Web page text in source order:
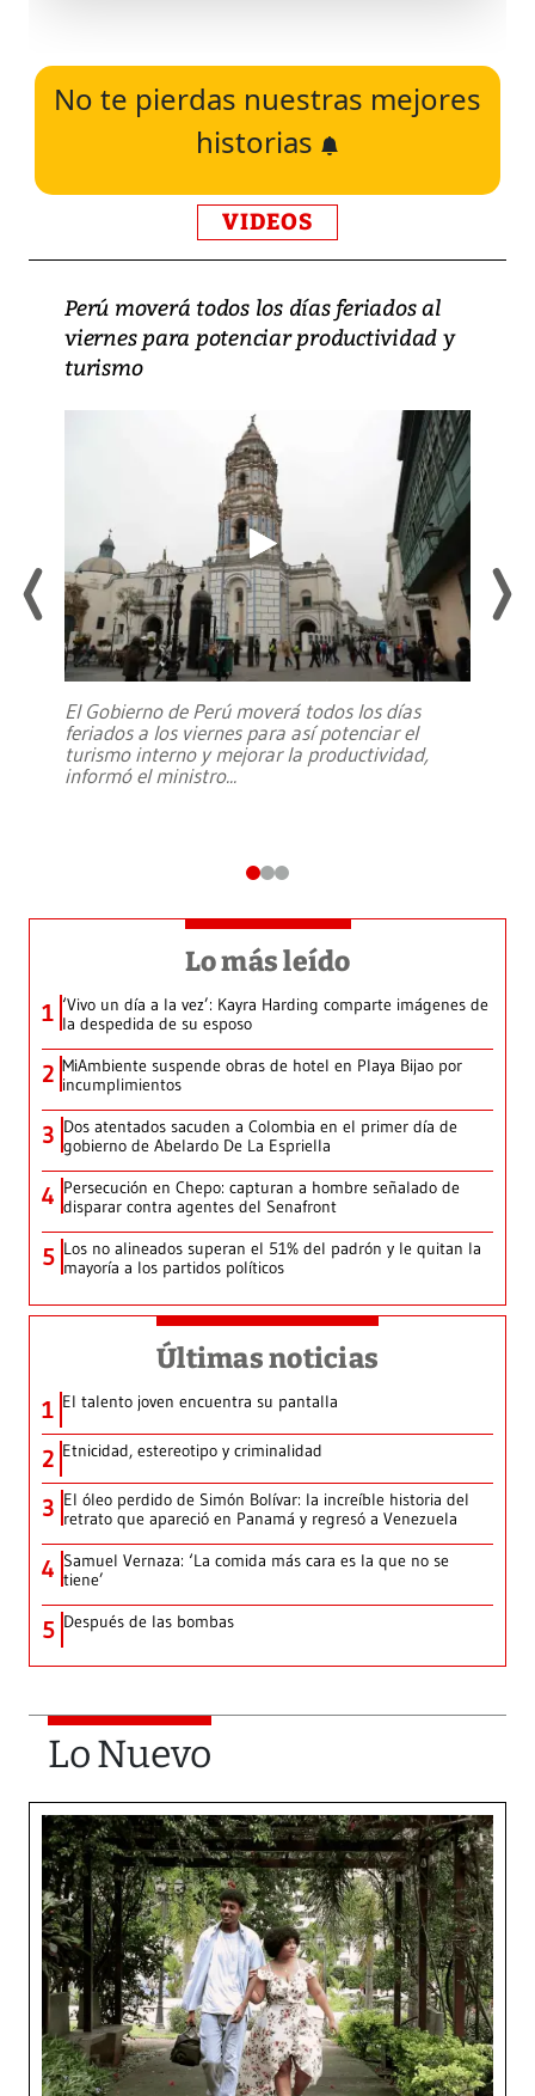
No te pierdas nuestras mejores
historias
VIDEOS
Perú moverá todos los días feriados al
viernes para potenciar productividad y
turismo
El Gobierno de Perú moverá todos los días
feriados a los viernes para así potenciar el
turismo interno y mejorar la productividad,
informó el ministro...
Lo más leído
1 ‘Vivo un día a la vez’: Kayra Harding comparte imágenes de
la despedida de su esposo
2 MiAmbiente suspende obras de hotel en Playa Bijao por
incumplimientos
3 Dos atentados sacuden a Colombia en el primer día de
gobierno de Abelardo De La Espriella
4 Persecución en Chepo: capturan a hombre señalado de
disparar contra agentes del Senafront
5 Los no alineados superan el 51% del padrón y le quitan la
mayoría a los partidos políticos
Últimas noticias
1 El talento joven encuentra su pantalla​
2 Etnicidad, estereotipo y criminalidad
3 El óleo perdido de Simón Bolívar: la increíble historia del
retrato que apareció en Panamá y regresó a Venezuela
4 Samuel Vernaza: ‘La comida más cara es la que no se
tiene’
5 Después de las bombas
Lo Nuevo